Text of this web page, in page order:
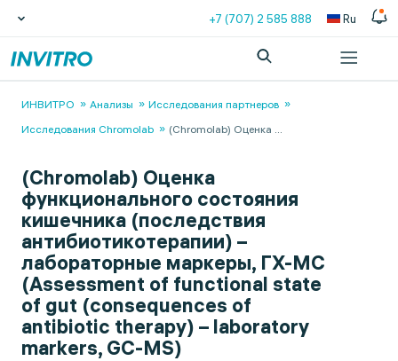
+7 (707) 2 585 888 Ru
ИНВИТРО Анализы
Исследования партнеров
Исследования Chromolab
(Сhromolab) Оценка ...
(Сhromolab) Оценка
функционального состояния
кишечника (последствия
антибиотикотерапии) –
лабораторные маркеры, ГХ-МС
(Assessment of functional state
of gut (consequences of
antibiotic therapy) – laboratory
markers, GC-MS)